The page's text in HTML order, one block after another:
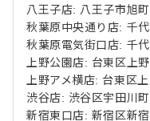
八王子店: 八王子市旭
秋葉原中央通り店: 千
秋葉原電気街口店: 千
上野公園店: 台東区上
上野アメ横店: 台東区
渋谷店: 渋谷区宇田川
新宿東口店: 新宿区新